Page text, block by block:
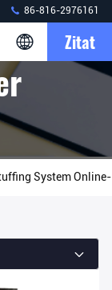
86-816-2976161
Zitat
System